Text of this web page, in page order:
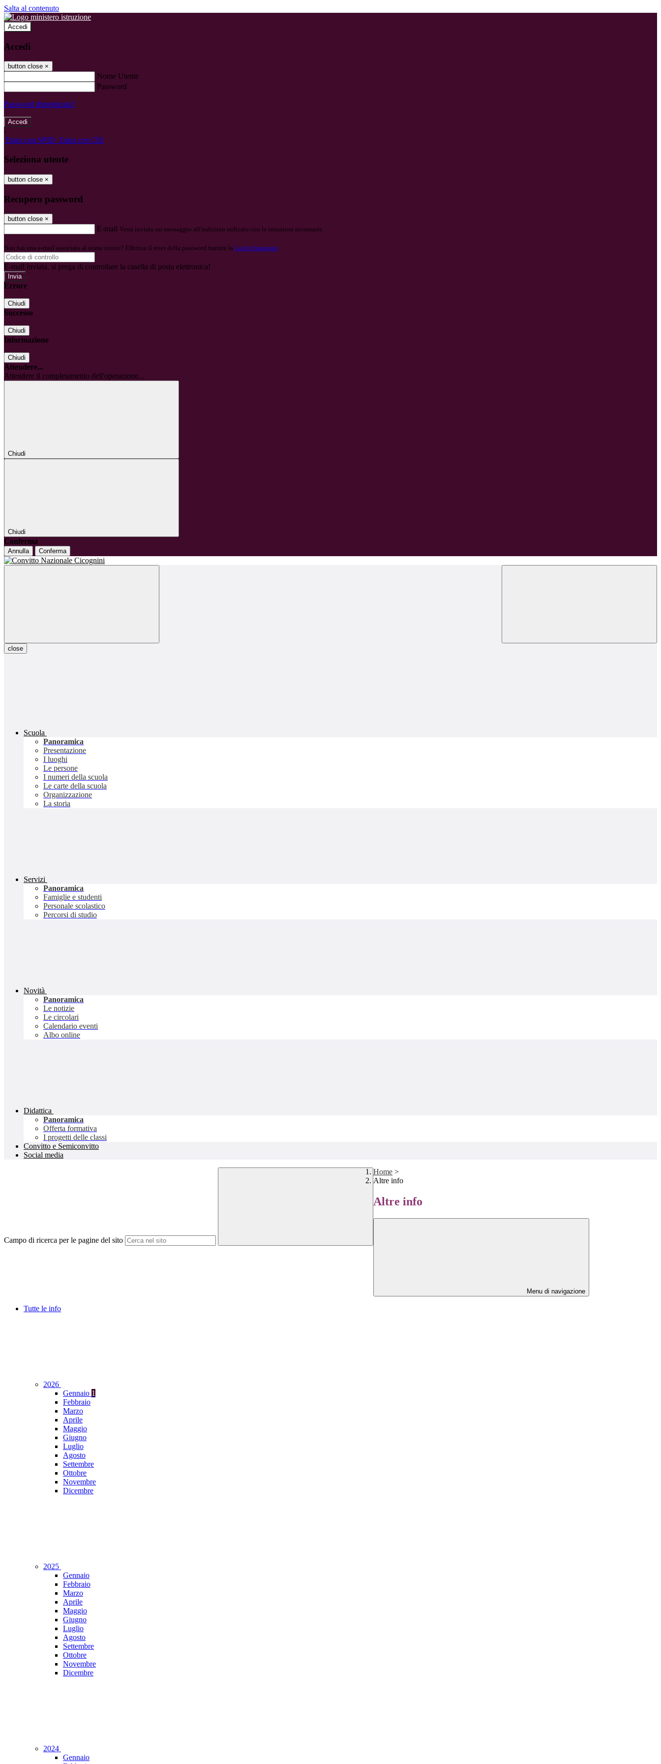
Salta al contenuto
Accedi
Accedi
button close ×
Nome Utente
Password
Password dimenticata?
-
Entra con SPID Entra con CIE
Seleziona utente
button close ×
Recupero password
button close ×
E-mail Verrà inviato un messaggio all'indirizzo indicato con le istruzioni necessarie.
Non hai una e-mail associata al nome utente? Effettua il reset della password tramite la Login Spaggiari
E-mail inviata, si prega di controllare la casella di posta elettronica!
Errore
Chiudi
Successo
Chiudi
Informazione
Chiudi
Attendere...
Attendere il completamento dell'operazione...
Chiudi
Chiudi
Conferma
Annulla Conferma
close
Scuola
Panoramica
Presentazione
I luoghi
Le persone
I numeri della scuola
Le carte della scuola
Organizzazione
La storia
Servizi
Panoramica
Famiglie e studenti
Personale scolastico
Percorsi di studio
Novità
Panoramica
Le notizie
Le circolari
Calendario eventi
Albo online
Didattica
Panoramica
Offerta formativa
I progetti delle classi
Convitto e Semiconvitto
Social media
Campo di ricerca per le pagine del sito
Home >
Altre info
Altre info
Menu di navigazione
Tutte le info
2026
Gennaio 1
Febbraio
Marzo
Aprile
Maggio
Giugno
Luglio
Agosto
Settembre
Ottobre
Novembre
Dicembre
2025
Gennaio
Febbraio
Marzo
Aprile
Maggio
Giugno
Luglio
Agosto
Settembre
Ottobre
Novembre
Dicembre
2024
Gennaio